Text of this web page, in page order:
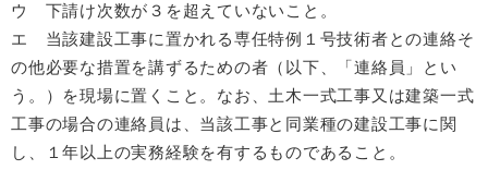
ウ 下請け次数が３を超えていないこと。
エ 当該建設工事に置かれる専任特例１号技術者との連絡そ
の他必要な措置を講ずるための者（以下、「連絡員」とい
う。）を現場に置くこと。なお、土木一式工事又は建築一式
工事の場合の連絡員は、当該工事と同業種の建設工事に関
し、１年以上の実務経験を有するものであること。